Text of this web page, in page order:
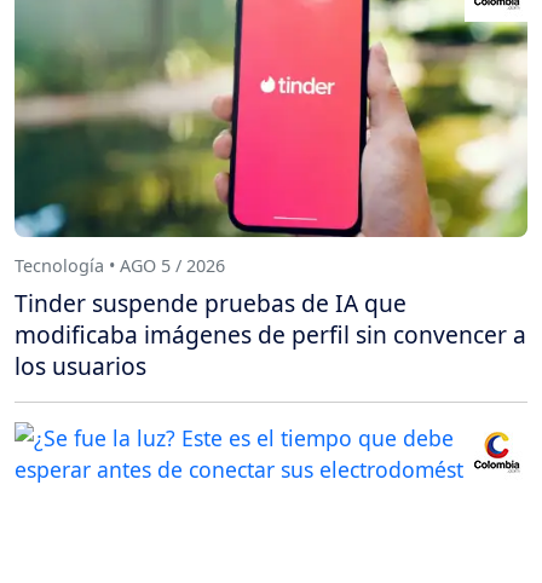
Tecnología • AGO 5 / 2026
Tinder suspende pruebas de IA que
modificaba imágenes de perfil sin convencer a
los usuarios